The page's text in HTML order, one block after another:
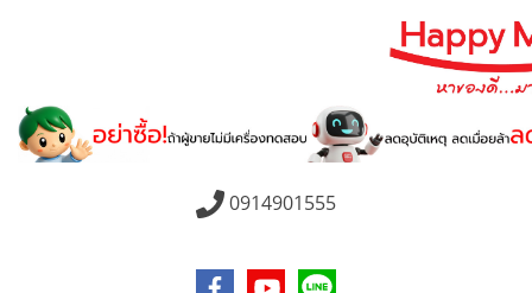
0914901555